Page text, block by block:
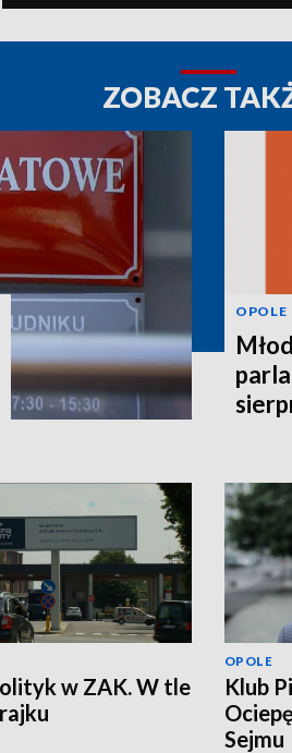
ZOBACZ
OPOLE
w ZAK. W tle
OPOLE
Klub
Sejmu